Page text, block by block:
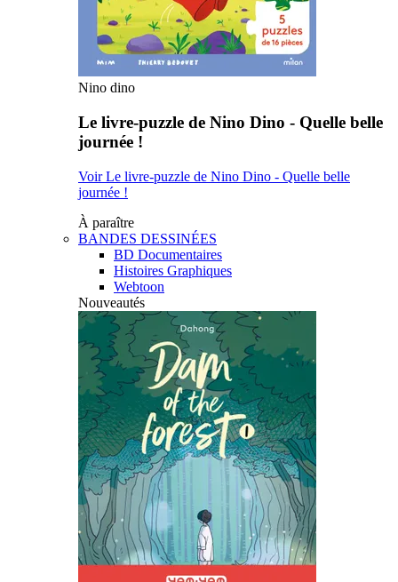
Nino dino
Le livre-puzzle de Nino Dino - Quelle belle
journée !
Voir Le livre-puzzle de Nino Dino - Quelle belle
journée !
À paraître
BANDES DESSINÉES
BD Documentaires
Histoires Graphiques
Webtoon
Nouveautés